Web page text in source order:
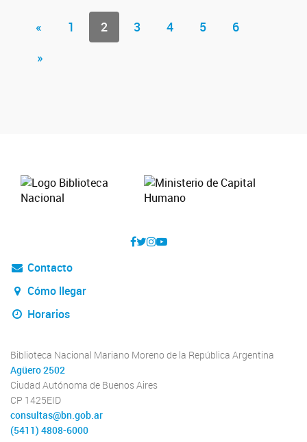
« 1 2 3 4 5
6
»
Contacto
Cómo llegar
Horarios
Biblioteca Nacional Mariano Moreno de la República Argentina
Agüero 2502
Ciudad Autónoma de Buenos Aires
CP 1425EID
consultas@bn.gob.ar
(5411) 4808-6000